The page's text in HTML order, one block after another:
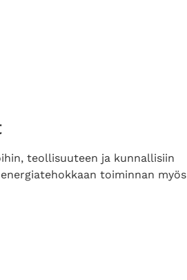
teollisuuteen ja kunnallisiin
toiminnan myös